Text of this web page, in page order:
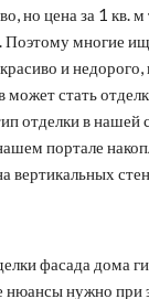
но цена за 1 кв. м
Поэтому многие
и недорого,
стать
отделки в нашей
портале
вертикальных
фасада дома
нюансы нужно при